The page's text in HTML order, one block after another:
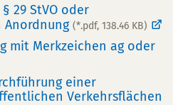
29 StVO oder
Anordnung (*.pdf, 138.46 KB)
mit Merkzeichen ag oder
einer
Verkehrsflächen